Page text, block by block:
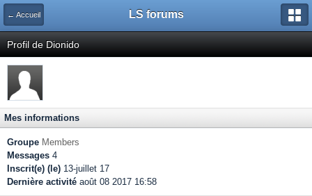
← Accueil LS forums
Profil de Dionido
Mes informations
Groupe Members
Messages 4
Inscrit(e) (le) 13-juillet 17
Dernière activité août 08 2017 16:58